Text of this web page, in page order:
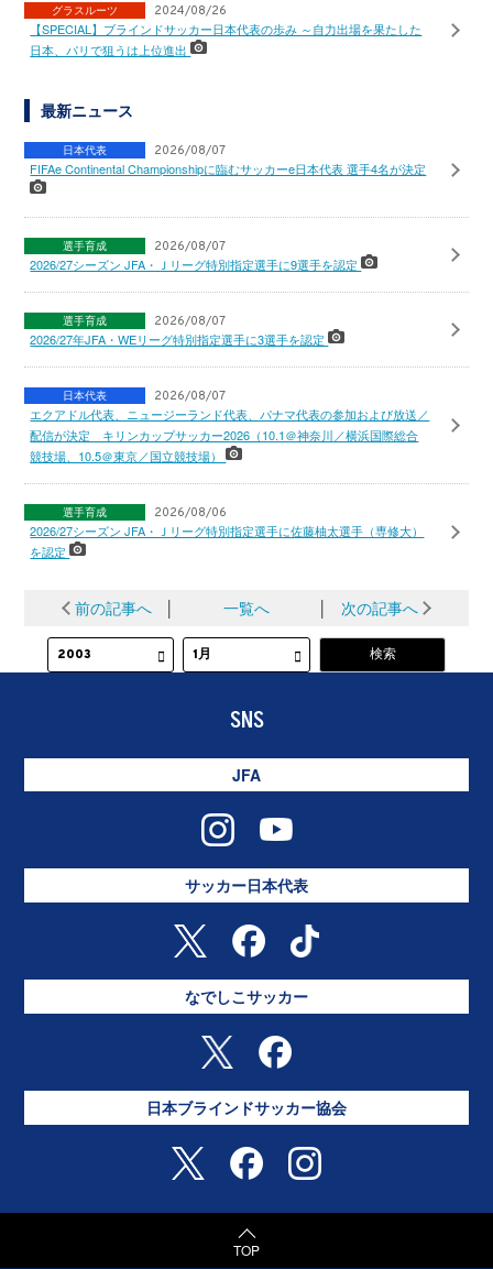
グラスルーツ 2024/08/26
【SPECIAL】ブラインドサッカー日本代表の歩み ～自力出場を果たした
日本、パリで狙うは上位進出
最新ニュース
日本代表 2026/08/07
FIFAe Continental Championshipに臨むサッカーe日本代表 選手4名が決定
選手育成 2026/08/07
2026/27シーズン JFA・Ｊリーグ特別指定選手に9選手を認定
選手育成 2026/08/07
2026/27年JFA・WEリーグ特別指定選手に3選手を認定
日本代表 2026/08/07
エクアドル代表、ニュージーランド代表、パナマ代表の参加および放送／
配信が決定 キリンカップサッカー2026（10.1＠神奈川／横浜国際総合
競技場、10.5＠東京／国立競技場）
選手育成 2026/08/06
2026/27シーズン JFA・Ｊリーグ特別指定選手に佐藤柚太選手（専修大）
を認定
前の記事へ │ 一覧へ │ 次の記事へ
SNS
JFA
サッカー日本代表
なでしこサッカー
日本ブラインドサッカー協会
TOP